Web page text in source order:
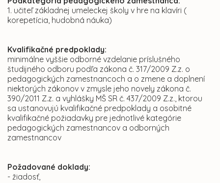
1. učiteľ základnej umeleckej školy v hre na klavíri (
korepetícia, hudobná náuka)
Kvalifikačné predpoklady:
minimálne vyššie odborné vzdelanie príslušného
študijného odboru podľa zákona č. 317/2009 Z.z. o
pedagogických zamestnancoch a o zmene a doplnení
niektorých zákonov v zmysle jeho novely zákona č.
390/2011 Z.z. a vyhlášky MŠ SR č. 437/2009 Z.z., ktorou
sa ustanovujú kvalifikačné predpoklady a osobitné
kvalifikačné požiadavky pre jednotlivé kategórie
pedagogických zamestnancov a odborných
zamestnancov
Požadované doklady:
- žiadosť,